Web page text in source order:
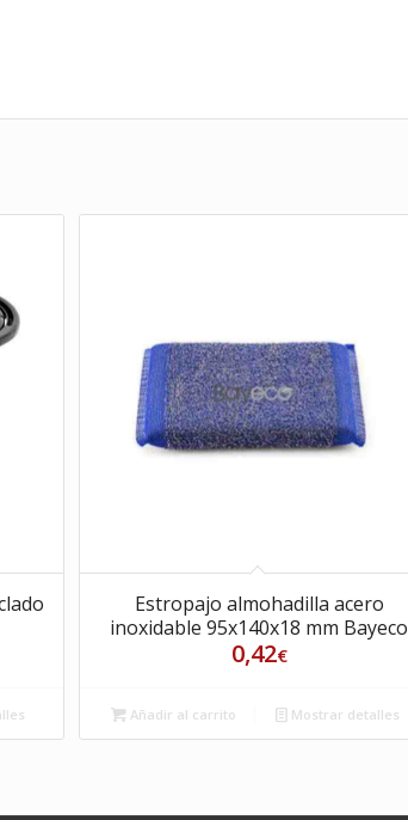
Estropajo almohadilla acero
inoxidable 95x140x18 mm Bayeco
0,42€
Añadir al carrito Mostrar detalles